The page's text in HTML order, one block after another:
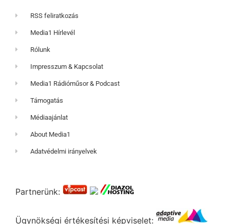
RSS feliratkozás
Media1 Hírlevél
Rólunk
Impresszum & Kapcsolat
Media1 Rádióműsor & Podcast
Támogatás
Médiaajánlat
About Media1
Adatvédelmi irányelvek
Partnerünk:
Ügynökségi értékesítési képviselet: